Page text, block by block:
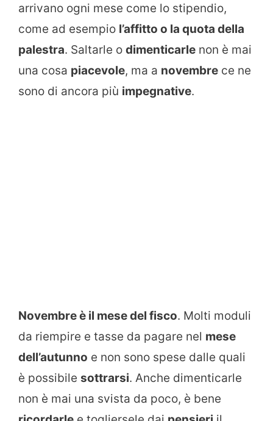
arrivano ogni mese come lo stipendio,
come ad esempio l’affitto o la quota della
palestra. Saltarle o dimenticarle non è mai
una cosa piacevole, ma a novembre ce ne
sono di ancora più impegnative.
Novembre è il mese del fisco. Molti moduli
da riempire e tasse da pagare nel mese
dell’autunno e non sono spese dalle quali
è possibile sottrarsi. Anche dimenticarle
non è mai una svista da poco, è bene